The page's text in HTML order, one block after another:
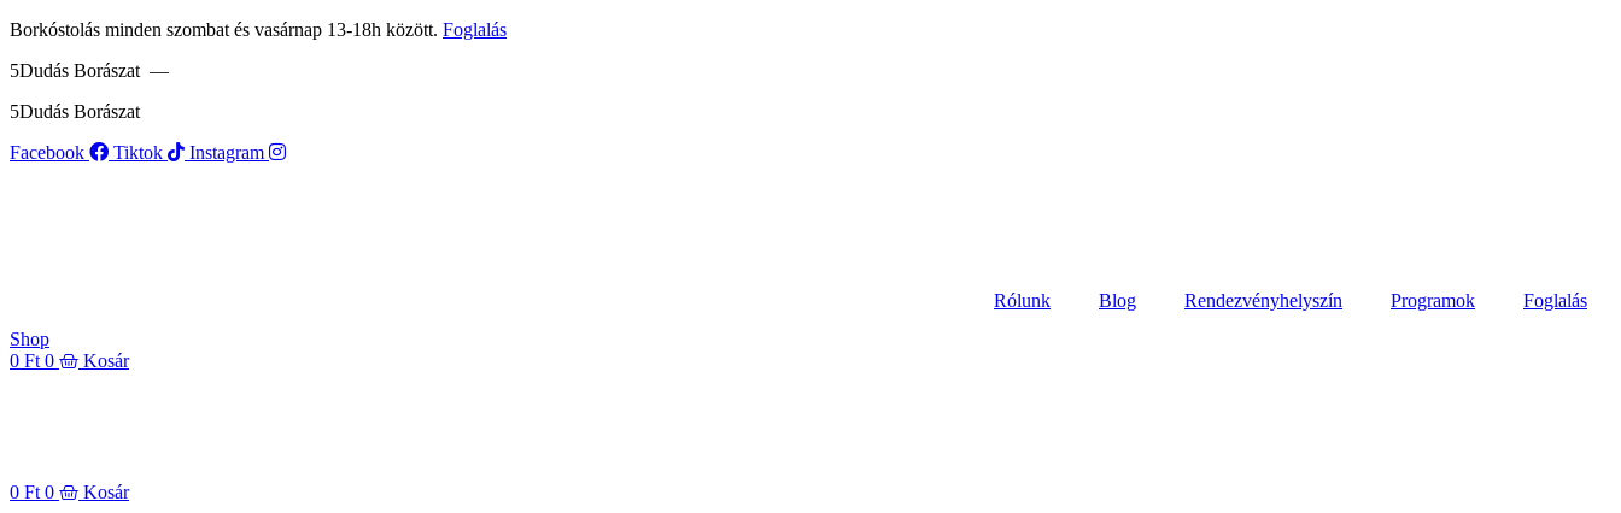
Ugrás
tartalomhoz
Borkóstolás minden szombat és vasárnap 13-18h között. Foglalás
5Dudás Borászat —
5Dudás Borászat
Facebook
Tiktok Instagram
Rólunk Blog Rendezvényhelyszín Programok
Foglalás
Shop
0 Ft 0 Kosár
0 Ft 0
Kosár